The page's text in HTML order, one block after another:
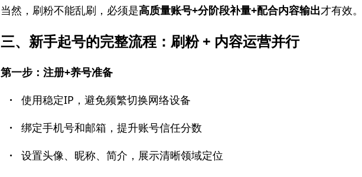
当然，刷粉不能乱刷，必须是高质量账号+分阶段补量+配合内容输出才有效
三、新手起号的完整流程：刷粉 + 内容运营并行
第一步：注册+养号准备
·
使用稳定IP，避免频繁切换网络设备
· 绑定手机号和邮箱，提升账号信任分数
·
设置头像、昵称、简介，展示清晰领域定位